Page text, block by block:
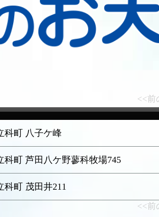
<<前
科町 八子ケ峰
科町 芦田八ケ野蓼科牧場745
町 茂田井211
<<前